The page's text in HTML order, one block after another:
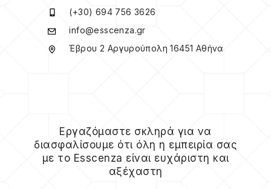
(+30) 694 756 3626
info@esscenza.gr
Έβρου 2 Αργυρούπολη 16451 Αθήνα
Εργαζόμαστε σκληρά για να
διασφαλίσουμε ότι όλη η εμπειρία σας
με το Esscenza είναι ευχάριστη και
αξέχαστη